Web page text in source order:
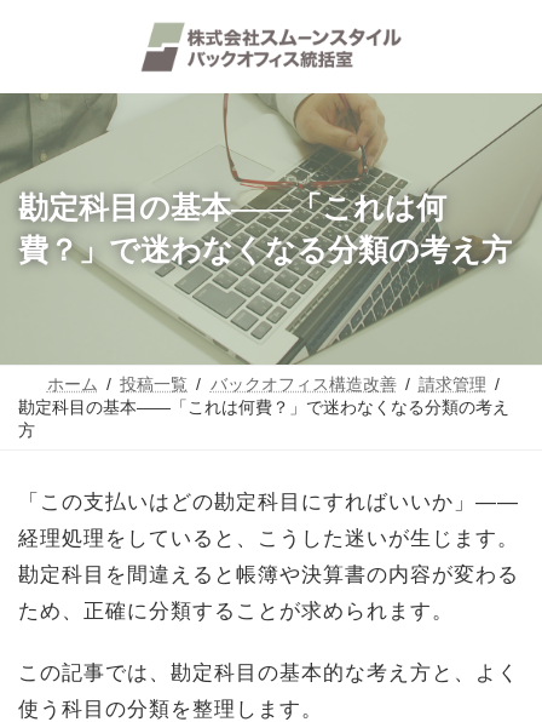
ツ
キ
ッ
シ
に
移
勘定科目の基本——「これは何
費？」で迷わなくなる分類の考え方
ホーム 投稿一覧 バックオフィス構造改善
請求管理
勘定科目の基本——「これは何費？」で迷わなくなる分類の考え
方
「この支払いはどの勘定科目にすればいいか」——
経理処理をしていると、こうした迷いが生じます。
勘定科目を間違えると帳簿や決算書の内容が変わる
ため、正確に分類することが求められます。
この記事では、勘定科目の基本的な考え方と、よく
使う科目の分類を整理します。